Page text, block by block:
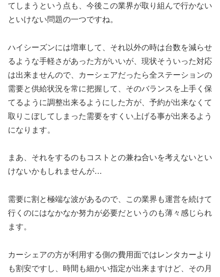
てしまうという点も、今後この業界が取り組んで行かない
といけない問題の一つですね。
ハイシーズンには増車して、それ以外の時は台数を減らせ
るような手軽さがあった方がいいが、現状そういった対応
は出来ませんので、カーシェアだったら全ステーションの
需要と供給状況を常に把握して、そのバランスを上手く保
てるように調整出来るようにした方が、予約が出来なくて
取りこぼしてしまった需要をすくい上げる事が出来るよう
になります。
まあ、それをするのもコストとの兼ね合いを考えないとい
けないかもしれませんが…
需要に割と極端な波があるので、この業界も運営を続けて
行くのにはなかなか努力が必要だというのも薄々感じられ
ます。
カーシェアの方が利用する側の費用面ではレンタカーより
も割安ですし、時間も細かい指定が出来ますけど、その月